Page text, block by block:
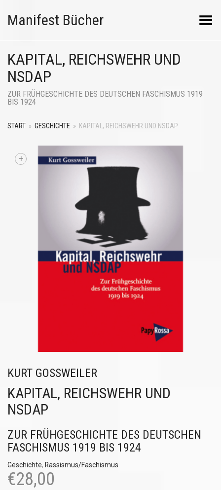
Manifest Bücher Menü umschalten
KAPITAL, REICHSWEHR UND
NSDAP
ZUR FRÜHGESCHICHTE DES DEUTSCHEN FASCHISMUS 1919
BIS 1924
START » GESCHICHTE » KAPITAL, REICHSWEHR UND NSDAP
+
KURT GOSSWEILER
KAPITAL, REICHSWEHR UND
NSDAP
ZUR FRÜHGESCHICHTE DES DEUTSCHEN
FASCHISMUS 1919 BIS 1924
Geschichte, Rassismus/Faschismus
€28,00